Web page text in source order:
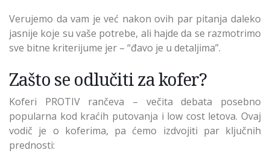
Verujemo da vam je već nakon ovih par pitanja daleko
jasnije koje su vaše potrebe, ali hajde da se razmotrimo
sve bitne kriterijume jer – “đavo je u detaljima”.
Zašto se odlučiti za kofer?
Koferi PROTIV rančeva – večita debata posebno
popularna kod kraćih putovanja i low cost letova. Ovaj
vodič je o koferima, pa ćemo izdvojiti par ključnih
prednosti: